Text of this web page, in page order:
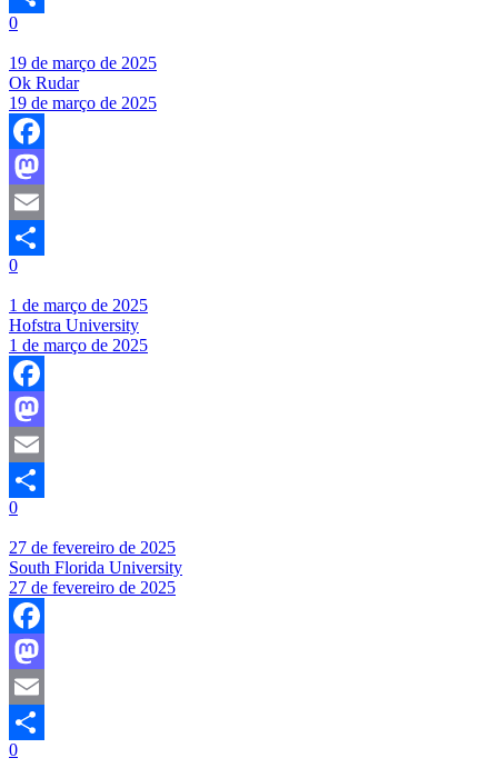
Share
0
19 de março de 2025
Ok Rudar
19 de março de 2025
Facebook
Mastodon
Email
Share
0
1 de março de 2025
Hofstra University
1 de março de 2025
Facebook
Mastodon
Email
Share
0
27 de fevereiro de 2025
South Florida University
27 de fevereiro de 2025
Facebook
Mastodon
Email
Share
0